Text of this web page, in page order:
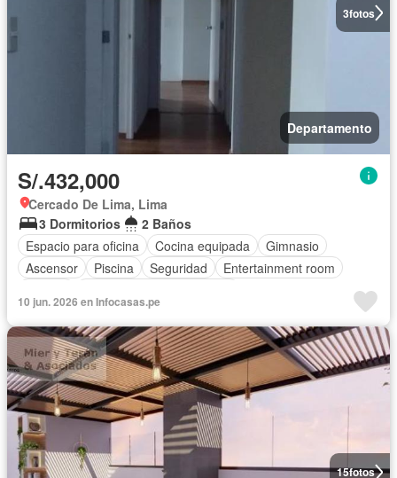
3fotos
Departamento
S/.432,000
Cercado De Lima, Lima
3 Dormitorios
2 Baños
Espacio para oficina
Cocina equipada
Gimnasio
Ascensor
Piscina Seguridad
Entertainment room
10 jun. 2026 en Infocasas.pe
15fotos